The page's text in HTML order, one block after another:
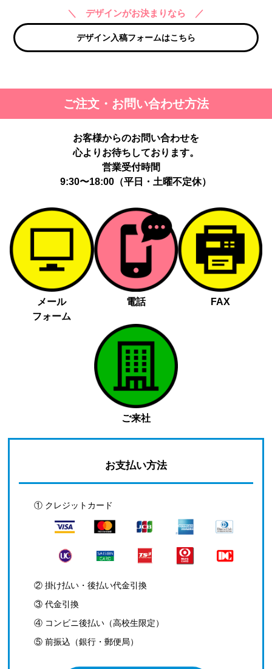
＼ デザインがお決まりなら ／
デザイン入稿フォームはこちら
ご注文・お問い合わせ方法
お客様からのお問い合わせを
心よりお待ちしております。
営業受付時間
9:30〜18:00（平日・土曜不定休）
メール
フォーム
電話 FAX
ご来社
お支払い方法
① クレジットカード
② 掛け払い・後払い代金引換
③ 代金引換
④ コンビニ後払い（高校生限定）
⑤ 前振込（銀行・郵便局）